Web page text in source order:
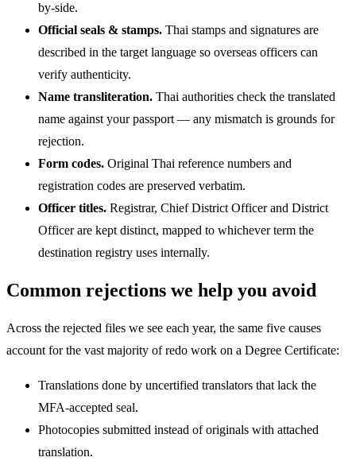
by-side.
Official seals & stamps. Thai stamps and signatures are
described in the target language so overseas officers can
verify authenticity.
Name transliteration. Thai authorities check the translated
name against your passport — any mismatch is grounds for
rejection.
Form codes. Original Thai reference numbers and
registration codes are preserved verbatim.
Officer titles. Registrar, Chief District Officer and District
Officer are kept distinct, mapped to whichever term the
destination registry uses internally.
Common rejections we help you avoid
Across the rejected files we see each year, the same five causes
account for the vast majority of redo work on a Degree Certificate:
Translations done by uncertified translators that lack the
MFA-accepted seal.
Photocopies submitted instead of originals with attached
translation.